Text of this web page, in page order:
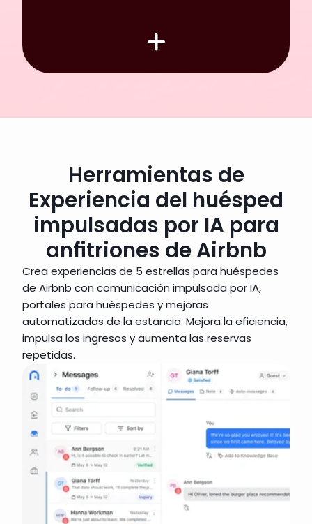
Herramientas de
Experiencia del huésped
impulsadas por IA para
anfitriones de Airbnb
Crea experiencias de 5 estrellas para huéspedes
de Airbnb con comunicación impulsada por IA,
portales para huéspedes y mejoras
automatizadas de la estancia. Mejora la eficiencia,
impulsa los ingresos y aumenta las reservas
repetidas.